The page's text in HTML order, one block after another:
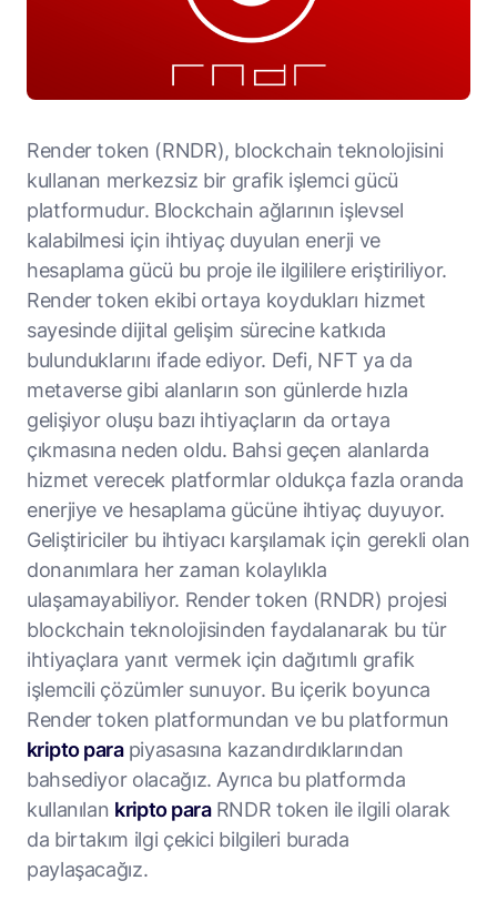
Render token (RNDR), blockchain teknolojisini
kullanan merkezsiz bir grafik işlemci gücü
platformudur. Blockchain ağlarının işlevsel
kalabilmesi için ihtiyaç duyulan enerji ve
hesaplama gücü bu proje ile ilgililere eriştiriliyor.
Render token ekibi ortaya koydukları hizmet
sayesinde dijital gelişim sürecine katkıda
bulunduklarını ifade ediyor. Defi, NFT ya da
metaverse gibi alanların son günlerde hızla
gelişiyor oluşu bazı ihtiyaçların da ortaya
çıkmasına neden oldu. Bahsi geçen alanlarda
hizmet verecek platformlar oldukça fazla oranda
enerjiye ve hesaplama gücüne ihtiyaç duyuyor.
Geliştiriciler bu ihtiyacı karşılamak için gerekli olan
donanımlara her zaman kolaylıkla
ulaşamayabiliyor. Render token (RNDR) projesi
blockchain teknolojisinden faydalanarak bu tür
ihtiyaçlara yanıt vermek için dağıtımlı grafik
işlemcili çözümler sunuyor. Bu içerik boyunca
Render token platformundan ve bu platformun
kripto parapiyasasına kazandırdıklarından
bahsediyor olacağız. Ayrıca bu platformda
kullanılan kripto paraRNDR token ile ilgili olarak
da birtakım ilgi çekici bilgileri burada
paylaşacağız.